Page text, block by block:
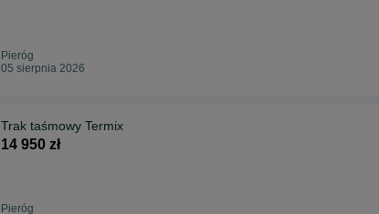
Pieróg
05 sierpnia 2026
Trak taśmowy Termix
14 950 zł
Pieróg